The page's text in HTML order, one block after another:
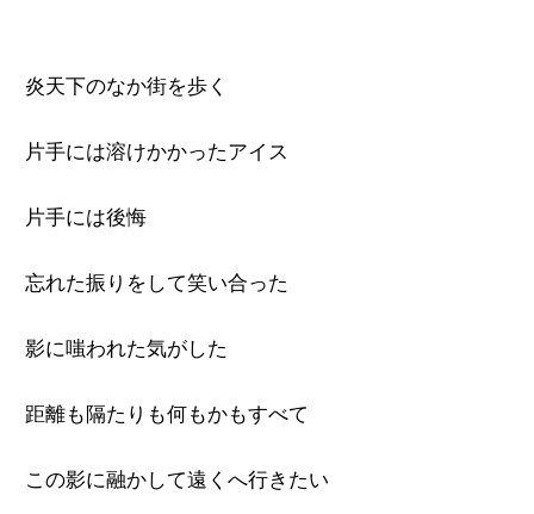
炎天下のなか街を歩く
片手には溶けかかったアイス
片手には後悔
忘れた振りをして笑い合った
影に嗤われた気がした
距離も隔たりも何もかもすべて
この影に融かして遠くへ行きたい